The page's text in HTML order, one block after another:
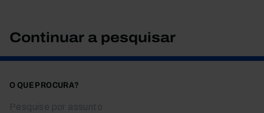
Continuar a pesquisar
O QUE PROCURA?